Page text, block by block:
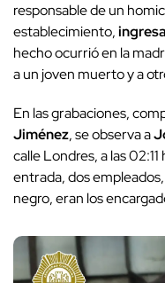
responsable de un
establecimiento,
hecho ocurrió en la
a un joven muerto y a
En las grabaciones,
Jiménez, se observa a
calle Londres, a las
entrada, dos
negro, eran los